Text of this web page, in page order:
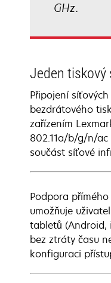
GHz.
Jeden tiskový
Připojení
bezdrátového
zařízením
802.11a/b/g/n/
součást síťové
Podpora
umožňuje
tabletů (Android,
bez ztráty času
konfiguraci